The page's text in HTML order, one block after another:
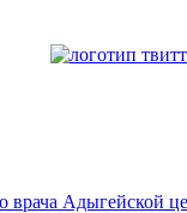
врача Адыгейской